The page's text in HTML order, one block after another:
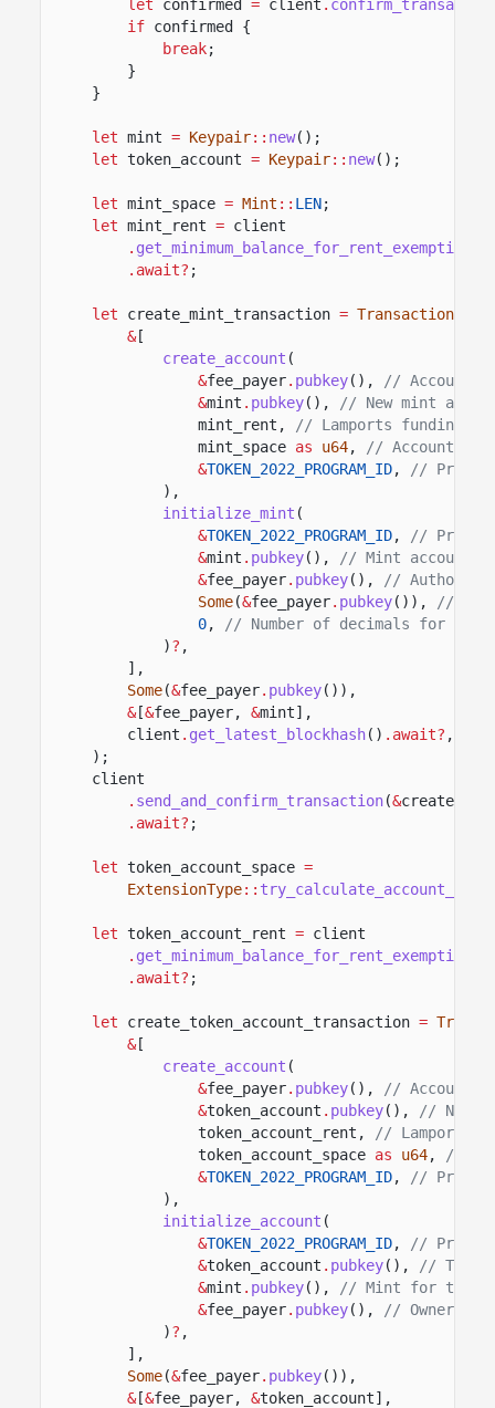
let confirmed = client .
if confirmed {
break;
}
}
let mint = Keypair:: new();
let token_account = Keypair:: new();
let mint_space = Mint :: LEN;
let mint_rent = client
. get_minimum_balance_for_rent_exemption
.await? ;
let create_mint_transaction = Transaction
&[
create_account (
&fee_payer. pubkey(),
// Account
&mint . pubkey(),
// New mint
mint_rent,
// Lamports funding
mint_space as u64,
// Account
&TOKEN_2022_PROGRAM_ID,
//
),
initialize_mint (
&TOKEN_2022_PROGRAM_ID,
//
&mint . pubkey(),
// Mint account
&fee_payer. pubkey(),
// Authority
Some(&fee_payer. pubkey()),
//
0,
// Number of decimals for the
)? ,
],
Some(&fee_payer. pubkey()),
&[&fee_payer, &mint],
client . get_latest_blockhash() .await? ,
);
client
. send_and_confirm_transaction(&
.await? ;
let token_account_space =
ExtensionType:: try_calculate_account_len
let token_account_rent = client
. get_minimum_balance_for_rent_exemption
.await? ;
let create_token_account_transaction =
&[
create_account (
&fee_payer. pubkey(),
// Account
&token_account . pubkey(),
// New
token_account_rent,
// Lamports
token_account_space as u64,
//
&TOKEN_2022_PROGRAM_ID,
//
),
initialize_account (
&TOKEN_2022_PROGRAM_ID,
//
&token_account . pubkey(),
//
&mint . pubkey(),
// Mint for the
&fee_payer. pubkey(),
// Owner
)? ,
],
Some(&fee_payer. pubkey()),
&[&fee_payer, &token_account],